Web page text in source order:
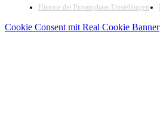
Historie der Privatsphäre-Einstellungen
Cookie Consent mit Real Cookie Banner